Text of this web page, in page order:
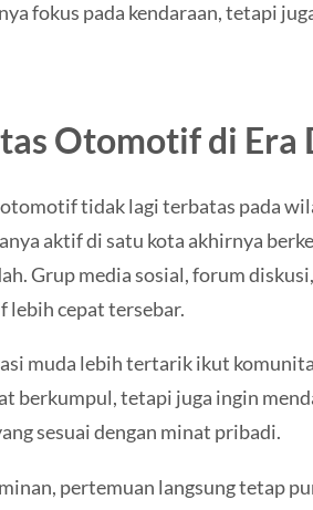
fokus pada kendaraan, tetapi
Otomotif di Era
tidak lagi terbatas pada
aktif di satu kota akhirnya
Grup media sosial, forum
cepat tersebar.
muda lebih tertarik ikut
berkumpul, tetapi juga ingin
sesuai dengan minat pribadi.
pertemuan langsung tetap